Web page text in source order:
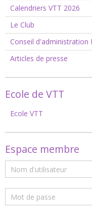
Calendriers VTT 2026
Le Club
Conseil d'administration
Articles de presse
Ecole de VTT
Ecole VTT
Espace membre